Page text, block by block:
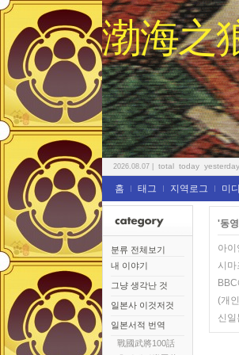
渤海之
2026.08.07 total today yesterday
홈 태그 지역로그 미
분류 전체보기
내 이야기
그냥 생각난 것
일본사 이것저것
일본서적 번역
戰國武將100話
'동
아
시
(개
신일